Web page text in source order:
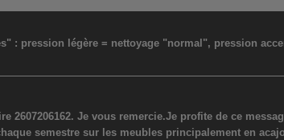
: pression légère = nettoyage "normal", pression
2607206162. Je vous remercie.Je profite de ce
semestre sur les meubles principalement en